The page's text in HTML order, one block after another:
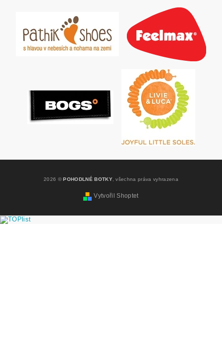
2026 ©POHODLNÉ BOTKY, všechna práva vyhrazena
Vytvořil Shoptet